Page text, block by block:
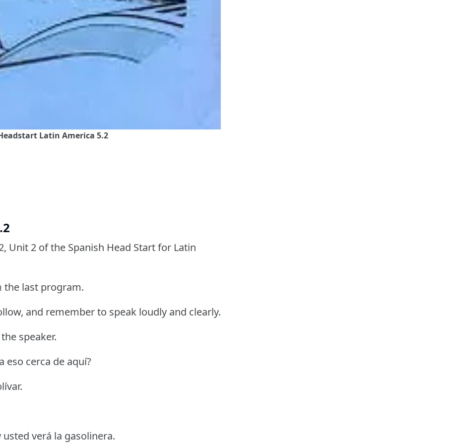
Latin America 5.2
Unit 2 of the Spanish Head Start for Latin
the last program.
and remember to speak loudly and clearly.
speaker.
eso cerca de aquí?
verá la gasolinera.